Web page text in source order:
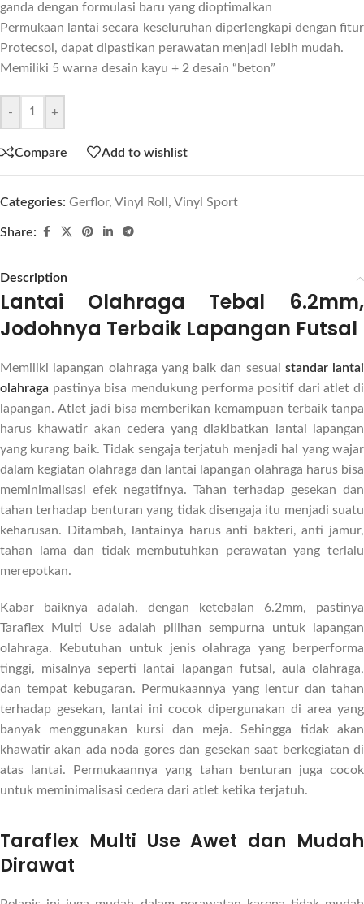
ganda dengan formulasi baru yang dioptimalkan
Permukaan lantai secara keseluruhan diperlengkapi dengan fitur
Protecsol, dapat dipastikan perawatan menjadi lebih mudah.
Memiliki 5 warna desain kayu + 2 desain “beton”
- +
Compare Add to wishlist
Categories: Gerflor, Vinyl Roll , Vinyl Sport
Share:
Description
Lantai Olahraga Tebal 6.2mm,
Jodohnya Terbaik Lapangan Futsal
Memiliki lapangan olahraga yang baik dan sesuai standar lantai
olahraga pastinya bisa mendukung performa positif dari atlet di
lapangan. Atlet jadi bisa memberikan kemampuan terbaik tanpa
harus khawatir akan cedera yang diakibatkan lantai lapangan
yang kurang baik. Tidak sengaja terjatuh menjadi hal yang wajar
dalam kegiatan olahraga dan lantai lapangan olahraga harus bisa
meminimalisasi efek negatifnya. Tahan terhadap gesekan dan
tahan terhadap benturan yang tidak disengaja itu menjadi suatu
keharusan. Ditambah, lantainya harus anti bakteri, anti jamur,
tahan lama dan tidak membutuhkan perawatan yang terlalu
merepotkan.
Kabar baiknya adalah, dengan ketebalan 6.2mm, pastinya
Taraflex Multi Use adalah pilihan sempurna untuk lapangan
olahraga. Kebutuhan untuk jenis olahraga yang berperforma
tinggi, misalnya seperti lantai lapangan futsal, aula olahraga,
dan tempat kebugaran. Permukaannya yang lentur dan tahan
terhadap gesekan, lantai ini cocok dipergunakan di area yang
banyak menggunakan kursi dan meja. Sehingga tidak akan
khawatir akan ada noda gores dan gesekan saat berkegiatan di
atas lantai. Permukaannya yang tahan benturan juga cocok
untuk meminimalisasi cedera dari atlet ketika terjatuh.
Taraflex Multi Use Awet dan Mudah
Dirawat